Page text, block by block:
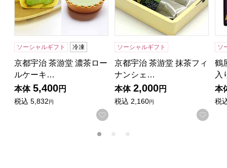
ソーシャルギフト 冷凍
京都宇治 茶游堂 濃茶ロー
ルケーキ…
本体 5,400円
税込 5,832円
お気に入りに登録する
ソーシャルギフト
京都宇治 茶游堂 抹茶フィ
ナンシェ…
本体 2,000円
税込 2,160円
お気
ソ
鶴
入
本
税